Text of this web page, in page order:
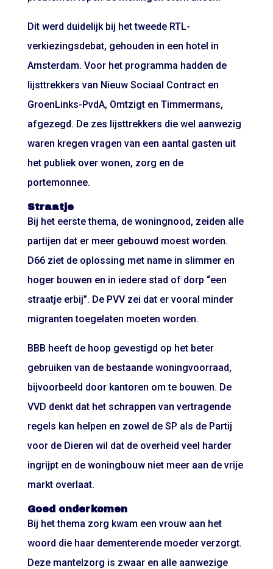
Dit werd duidelijk bij het tweede RTL-
verkiezingsdebat, gehouden in een hotel in
Amsterdam. Voor het programma hadden de
lijsttrekkers van Nieuw Sociaal Contract en
GroenLinks-PvdA, Omtzigt en Timmermans,
afgezegd. De zes lijsttrekkers die wel aanwezig
waren kregen vragen van een aantal gasten uit
het publiek over wonen, zorg en de
portemonnee.
Straatje
Bij het eerste thema, de woningnood, zeiden alle
partijen dat er meer gebouwd moest worden.
D66 ziet de oplossing met name in slimmer en
hoger bouwen en in iedere stad of dorp “een
straatje erbij”. De PVV zei dat er vooral minder
migranten toegelaten moeten worden.
BBB heeft de hoop gevestigd op het beter
gebruiken van de bestaande woningvoorraad,
bijvoorbeeld door kantoren om te bouwen. De
VVD denkt dat het schrappen van vertragende
regels kan helpen en zowel de SP als de Partij
voor de Dieren wil dat de overheid veel harder
ingrijpt en de woningbouw niet meer aan de vrije
markt overlaat.
Goed onderkomen
Bij het thema zorg kwam een vrouw aan het
woord die haar dementerende moeder verzorgt.
Deze mantelzorg is zwaar en alle aanwezige